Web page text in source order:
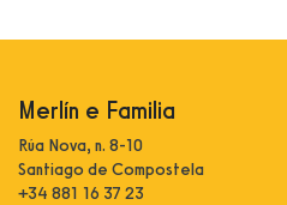
Merlín e Familia
Rúa Nova, n. 8-10
Santiago de Compostela
+34 881 16 37 23